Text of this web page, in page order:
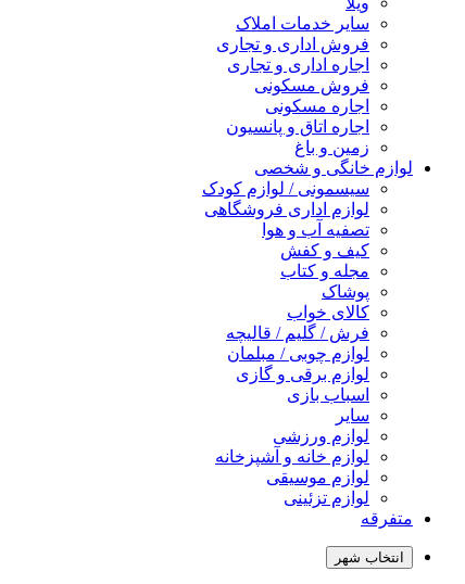
سایر خدمات املاک
فروش اداری و تجاری
اجاره اداری و تجاری
فروش مسکونی
اجاره مسکونی
اجاره اتاق و پانسیون
زمین و باغ
لوازم خانگی و شخصی
سیسمونی / لوازم کودک
لوازم اداری فروشگاهی
تصفیه آب و هوا
کیف و کفش
مجله و کتاب
پوشاک
کالای خواب
فرش / گلیم / قالیچه
لوازم چوبی / مبلمان
لوازم برقی و گازی
اسباب بازی
سایر
لوازم ورزشی
لوازم خانه و آشپزخانه
لوازم موسیقی
لوازم تزئینی
متفرقه
انتخاب شهر